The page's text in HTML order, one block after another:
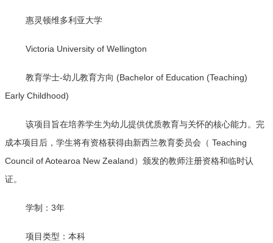
惠灵顿维多利亚大学
Victoria University of Wellington
教育学士-幼儿教育方向 (Bachelor of Education (Teaching)
Early Childhood)
该项目旨在培养学生为幼儿提供优质教育与关怀的核心能力。完
成本项目后，学生将有资格获得由新西兰教育委员会（ Teaching
Council of Aotearoa New Zealand）颁发的教师注册资格和临时认
证。
学制：3年
项目类型：本科